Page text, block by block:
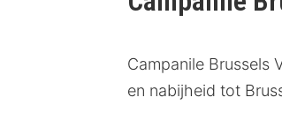
Campanile Brussels
en nabijheid tot